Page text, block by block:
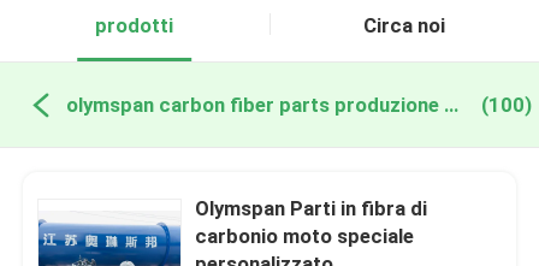
prodotti Circa noi
olymspan carbon fiber parts produzione online (100)
Olymspan Parti in fibra di
carbonio moto speciale